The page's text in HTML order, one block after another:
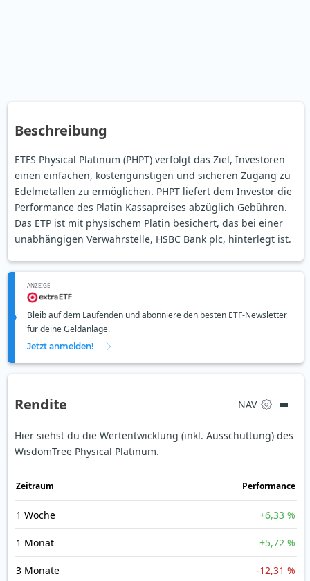
Beschreibung
ETFS Physical Platinum (PHPT) verfolgt das Ziel, Investoren
einen einfachen, kostengünstigen und sicheren Zugang zu
Edelmetallen zu ermöglichen. PHPT liefert dem Investor die
Performance des Platin Kassapreises abzüglich Gebühren.
Das ETP ist mit physischem Platin besichert, das bei einer
unabhängigen Verwahrstelle, HSBC Bank plc, hinterlegt ist.
ANZEIGE
Bleib auf dem Laufenden und abonniere den besten ETF-Newsletter
für deine Geldanlage.
Jetzt anmelden!
Rendite NAV
Hier siehst du die Wertentwicklung (inkl. Ausschüttung) des
WisdomTree Physical Platinum.
Zeit­raum Perfor­mance
1 Woche +6,33 %
1 Monat +5,72 %
3 Monate -12,31 %